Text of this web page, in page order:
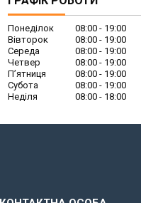
Понеділок 08:00
19:00
Вівторок
08:00
19:00
Середа
08:00
19:00
Четвер
08:00
19:00
Пʼятниця
08:00
19:00
Субота
08:00
19:00
Неділя
08:00 18:00